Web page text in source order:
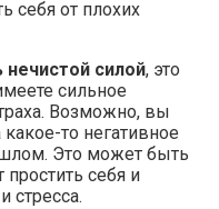
себя от плохих
нечистой силой, это
сильное
Возможно, вы
то негативное
Это может быть
простить себя и
стресса.